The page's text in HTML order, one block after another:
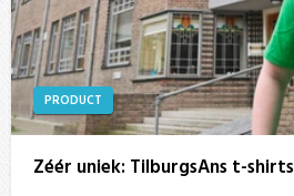
PRODUCT
Zéér uniek: TilburgsAns t-shirts